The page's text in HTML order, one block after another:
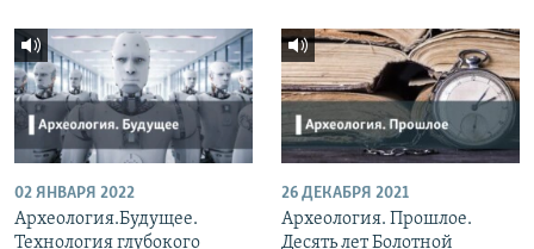
02 ЯНВАРЯ 2022
Археология.Будущее.
Технология глубокого
26 ДЕКАБРЯ 2021
Археология. Прошлое.
Десять лет Болотной